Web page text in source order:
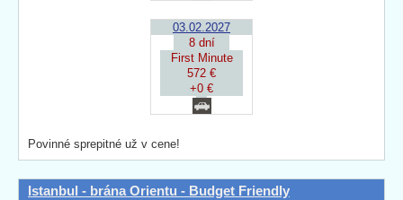
03.02.2027
8 dní
First Minute
572 €
+0 €
Povinné sprepitné už v cene!
Istanbul - brána Orientu - Budget Friendly